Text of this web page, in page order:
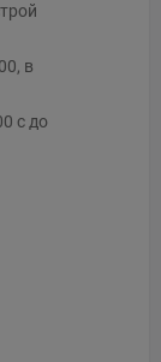
в
с до